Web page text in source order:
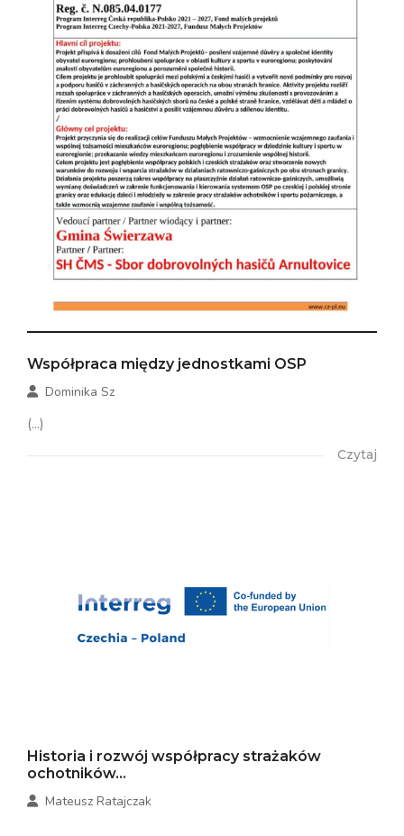
Współpraca między jednostkami OSP
Dominika Sz
(...)
Czytaj
Historia i rozwój współpracy strażaków
ochotników...
Mateusz Ratajczak